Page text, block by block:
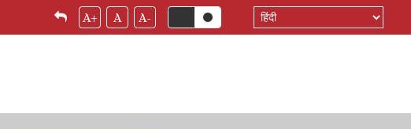
A+ A A-
Select
your